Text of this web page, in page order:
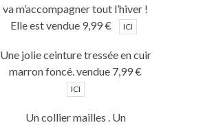
va m’accompagner tout l’hiver !
Elle est vendue 9,99 €
ICI
Une jolie ceinture tressée en cuir
marron foncé. vendue 7,99 €
ICI
Un collier mailles . Un